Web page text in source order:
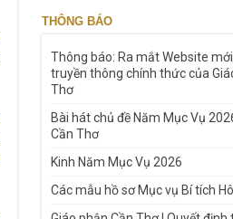
THÔNG BÁO
Thông báo: Ra mắt Website
truyền thông chính thức của
Thơ
Bài hát chủ đề Năm Mục Vụ
Cần Thơ
Kinh Năm Mục Vụ 2026
Các mẫu hồ sơ Mục vụ Bí tích